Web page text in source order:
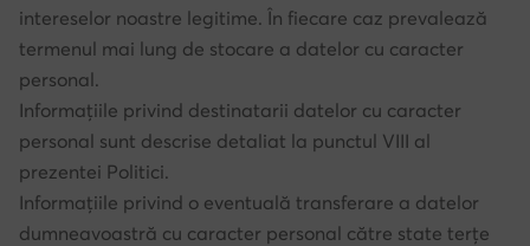
intereselor noastre legitime. În fiecare caz prevalează
termenul mai lung de stocare a datelor cu caracter
personal.
Informațiile privind destinatarii datelor cu caracter
personal sunt descrise detaliat la punctul VIII al
prezentei Politici.
Informațiile privind o eventuală transferare a datelor
dumneavoastră cu caracter personal către state terțe